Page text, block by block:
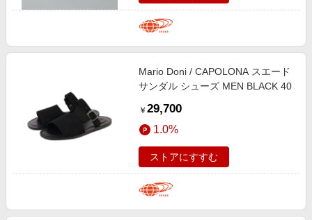
Mario Doni / CAPOLONA スエード
サンダル シューズ MEN BLACK 40
￥ 29,700
1.0%
ストアにすすむ